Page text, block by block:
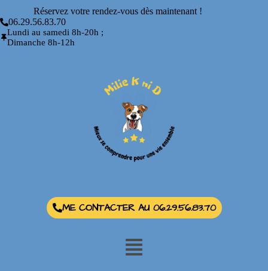
Réservez votre rendez-vous dès maintenant !
06.29.56.83.70
Lundi au samedi 8h-20h ;
Dimanche 8h-12h
ME CONTACTER AU 06.29.56.83.70